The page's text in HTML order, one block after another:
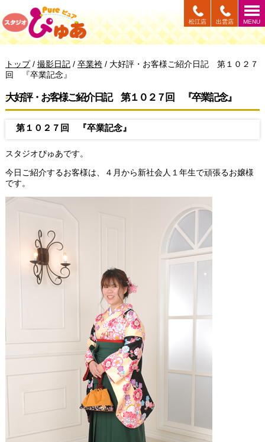
このページの本文へ
MENU
出雲店
松江店
現
在
位
トップ/ 撮影日記/ 卒業袴/ 大好評・お客様ご紹介日記 第１０２７
回 『卒業記念』
大好評・お客様ご紹介日記 第１０２７回 『卒業記念』
第１０２７回 『卒業記念』
スタジオぴゅあです。
今日ご紹介するお客様は、４月から新社会人１年生で頑張るお嬢様
です。